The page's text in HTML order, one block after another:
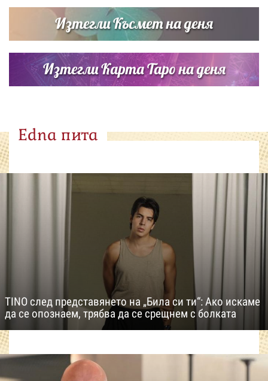
Изтегли Късмет на деня
Изтегли Карта Таро на деня
Edna пита
TINO след представянето на „Била си ти“: Ако искаме
да се опознаем, трябва да се срещнем с болката